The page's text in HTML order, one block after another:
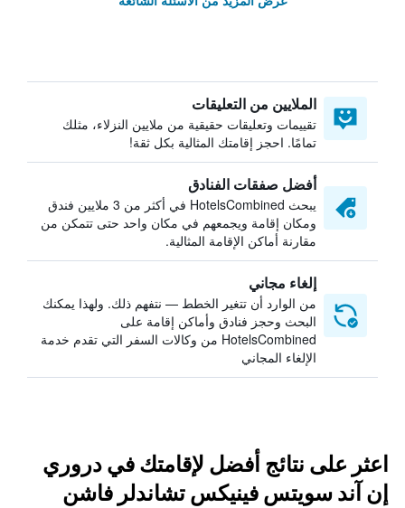
الملايين من التعليقات
تقييمات وتعليقات حقيقية من ملايين النزلاء، مثلك
تمامًا. احجز إقامتك المثالية بكل ثقة!
أفضل صفقات الفنادق
يبحث HotelsCombined في أكثر من 3 ملايين فندق
ومكان إقامة ويجمعهم في مكان واحد حتى تتمكن من
مقارنة أماكن الإقامة المثالية.
إلغاء مجاني
من الوارد أن تتغير الخطط — نتفهم ذلك. ولهذا يمكنك
البحث وحجز فنادق وأماكن إقامة على
HotelsCombined من وكالات السفر التي تقدم خدمة
الإلغاء المجاني
اعثر على نتائج أفضل لإقامتك في دروري
إن آند سويتس فينيكس تشاندلر فاشن